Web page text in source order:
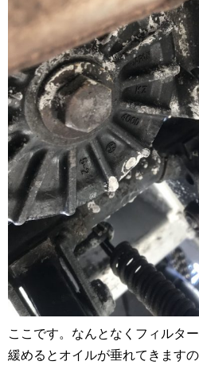
ここです。なんとなくフィルター
緩めるとオイルが垂れてきます